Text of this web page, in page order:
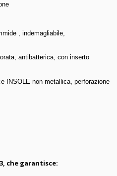
, indemagliabile,
antibatterica, con inserto
INSOLE non metallica, perforazione
che garantisce: